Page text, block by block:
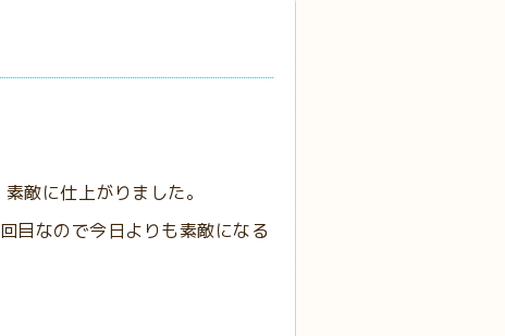
敵に仕上がりました。
目なので今日よりも素敵になる